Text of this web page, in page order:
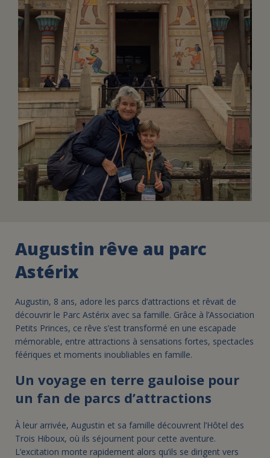
FAIRE UN DON
ASSURANCE VIE/LEGS
ESPACE PRESSE
JE DEVIENS
BÉNÉVOLE
DEVENIR
UN PETIT PRINCE
Augustin rêve au parc
Astérix
Augustin, 8 ans, adore les parcs d’attractions et rêvait de
découvrir le Parc Astérix avec sa famille. Grâce à l’Association
Petits Princes, ce rêve s’est transformé en une escapade
mémorable, entre attractions à sensations fortes, spectacles
féériques et moments inoubliables en famille.
Un voyage en terre gauloise pour
un fan de parcs d’attractions
À leur arrivée, Augustin et sa famille découvrent l’Hôtel des
Trois Hiboux, où ils séjournent pour cette aventure.
L’excitation monte rapidement alors qu’ils se dirigent vers